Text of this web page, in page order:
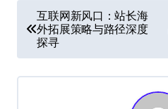
章
导
航
互联网新风口：站长海
外拓展策略与路径深度
探寻